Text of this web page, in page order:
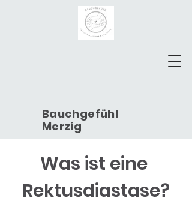
Bauchgefühl
Merzig
Was ist eine ​
Rektusdiastase?